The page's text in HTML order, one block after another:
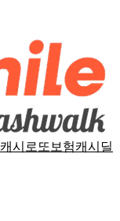
캐시로또 보험캐시딜